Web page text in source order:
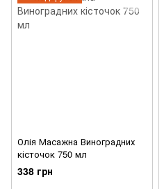
Олія Масажна Виноградних
кісточок 750 мл
338 грн